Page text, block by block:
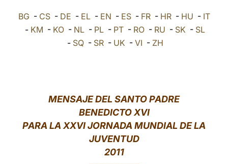
DEUTSCH
POLSKI
LATINE
BG - CS- DE - EL- EN - ES- FR- HR- HU - IT
- KM - KO - NL - PL - PT - RO - RU - SK - SL
- SQ- SR- UK - VI - ZH
MENSAJE DEL SANTO PADRE
BENEDICTO XVI
PARA LA XXVI JORNADA MUNDIAL DE LA
JUVENTUD
2011